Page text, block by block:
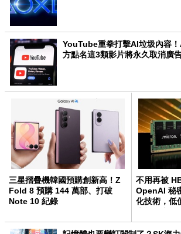
YouTube重拳打擊AI垃圾內容
方點名這3類影片將永久取消廣
三星摺疊機韓國預購創新高！Z
Fold 8 預購 144 萬部、打破
Note 10 紀錄
不用再被
OpenAI 秘
化技術，低